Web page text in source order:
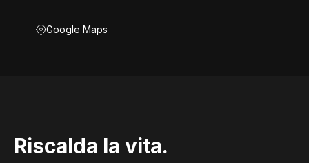
Google Maps
Riscalda la vita.